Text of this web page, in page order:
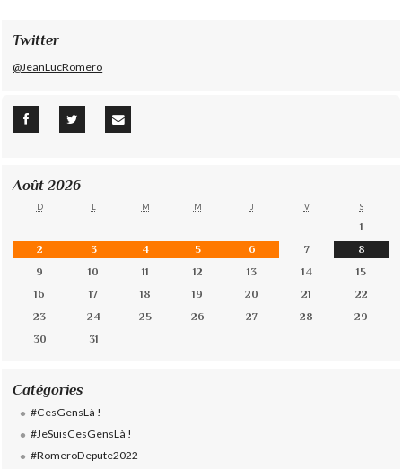
Twitter
@JeanLucRomero
Août 2026
D L M M J V S
1
2
3 4 5 6 7
8
9
10 11 12 13 14
15
16
17 18 19 20 21
22
23
24 25 26 27 28
29
30
31
Catégories
#CesGensLà !
#JeSuisCesGensLà !
#RomeroDepute2022